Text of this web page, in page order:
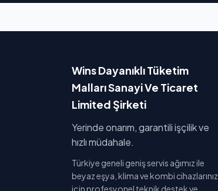
Wins Dayanıklı Tüketim
Malları Sanayi Ve Ticaret
Limited Şirketi
Yerinde onarım, garantili işçilik ve
hızlı müdahale.
Türkiye geneli geniş servis ağımız ile
beyaz eşya, klima ve kombi cihazlarınız